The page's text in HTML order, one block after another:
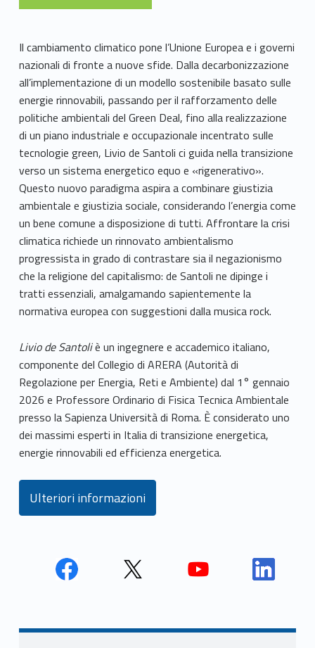
Il cambiamento climatico pone l’Unione Europea e i governi
nazionali di fronte a nuove sfide. Dalla decarbonizzazione
all’implementazione di un modello sostenibile basato sulle
energie rinnovabili, passando per il rafforzamento delle
politiche ambientali del Green Deal, fino alla realizzazione
di un piano industriale e occupazionale incentrato sulle
tecnologie green, Livio de Santoli ci guida nella transizione
verso un sistema energetico equo e «rigenerativo».
Questo nuovo paradigma aspira a combinare giustizia
ambientale e giustizia sociale, considerando l’energia come
un bene comune a disposizione di tutti. Affrontare la crisi
climatica richiede un rinnovato ambientalismo
progressista in grado di contrastare sia il negazionismo
che la religione del capitalismo: de Santoli ne dipinge i
tratti essenziali, amalgamando sapientemente la
normativa europea con suggestioni dalla musica rock.
Livio de Santoliè un ingegnere e accademico italiano,
componente del Collegio di ARERA (Autorità di
Regolazione per Energia, Reti e Ambiente) dal 1° gennaio
2026 e Professore Ordinario di Fisica Tecnica Ambientale
presso la Sapienza Università di Roma. È considerato uno
dei massimi esperti in Italia di transizione energetica,
energie rinnovabili ed efficienza energetica.
Ulteriori informazioni
Unio
Unio
Unio
Unio
Navigazione articoli